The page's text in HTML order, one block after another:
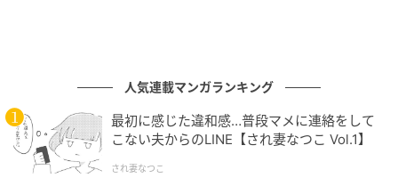
人気連載マンガランキング
最初に感じた違和感…普段マメに連絡をして
こない夫からのLINE【され妻なつこ Vol.1】
され妻なつこ